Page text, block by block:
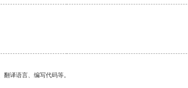
译语言、编写代码等。